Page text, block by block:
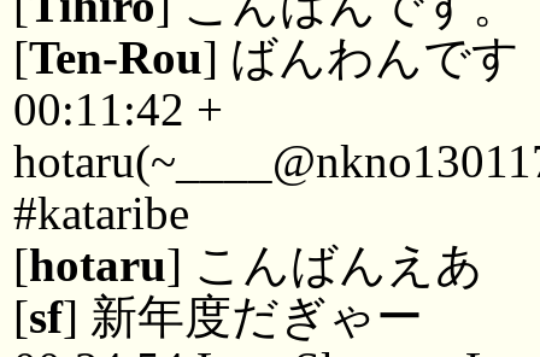
[Ten-Rou] ばんわんです
00:11:42 +
#kataribe
[hotaru] こんばんえあ
[sf] 新年度だぎゃー